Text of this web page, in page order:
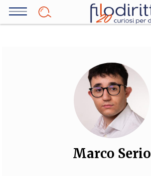
Salta
SOCIETÀ
MEDICINA
SCIENZA
STORIA E FILOSOFIA
INNOVAZIONE
ALTRO
Marco Serio